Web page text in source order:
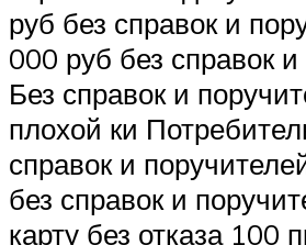
руб без справок и
000 руб без справок
Без справок и
плохой ки
справок и
без справок и
карту без отказа 100